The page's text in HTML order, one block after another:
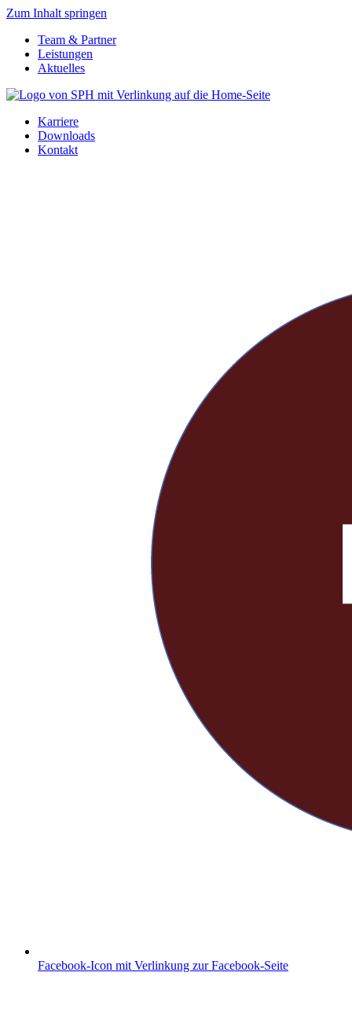
Zum Inhalt springen
Team & Partner
Leistungen
Aktuelles
Karriere
Downloads
Kontakt
Facebook-Icon mit Verlinkung zur Facebook-Seite